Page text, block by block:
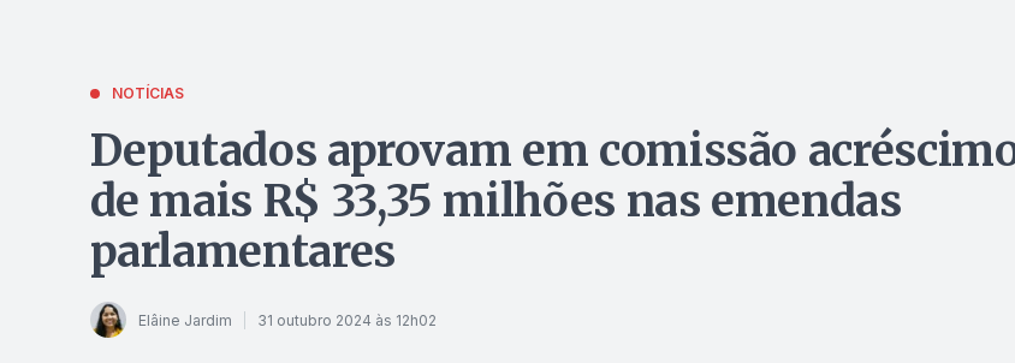
NOTÍCIAS
Deputados aprovam em comissão
de mais R$ 33,35 milhões nas emendas
parlamentares
Elâine Jardim 31 outubro 2024 às 12h02